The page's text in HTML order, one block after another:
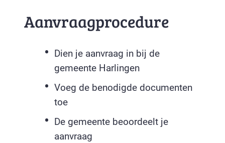
Aanvraagprocedure
Dien je aanvraag in bij de
gemeente Harlingen
Voeg de benodigde documenten
toe
De gemeente beoordeelt je
aanvraag